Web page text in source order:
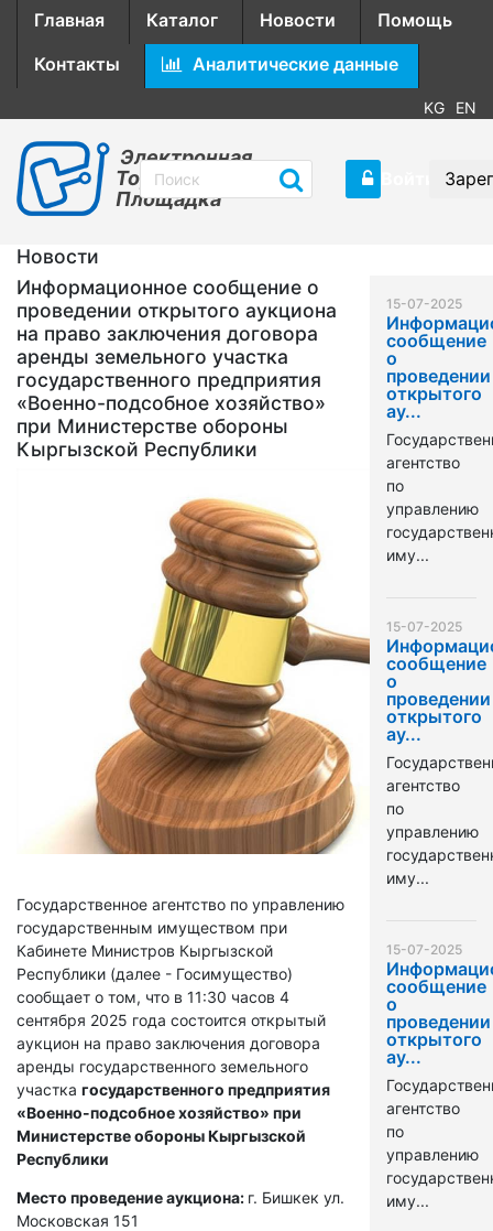
Главная Каталог Новости
Помощь
Контакты
Аналитические данные
KG EN
Электронная
Торговая
Площадка
Новости
Информационное сообщение о
проведении открытого аукциона
на право заключения договора
аренды земельного участка
государственного предприятия
«Военно-подсобное хозяйство»
при Министерстве обороны
Кыргызской Республики
Государственное агентство по управлению
государственным имуществом при
Кабинете Министров Кыргызской
Республики (далее - Госимущество)
сообщает о том, что в 11:30 часов 4
сентября 2025 года состоится открытый
аукцион на право заключения договора
аренды государственного земельного
участка государственного предприятия
«Военно-подсобное хозяйство» при
Министерстве обороны Кыргызской
Республики
Место проведение аукциона: г. Бишкек ул.
Московская 151
15-07-2025
сообщение
о
проведении
открытого
ау...
агентство
по
управлению
иму...
15-07-2025
сообщение
о
проведении
открытого
ау...
агентство
по
управлению
иму...
15-07-2025
сообщение
о
проведении
открытого
ау...
агентство
по
управлению
иму...